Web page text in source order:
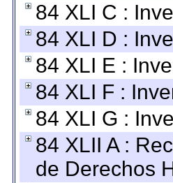
84 XLI C :
84 XLI D :
84 XLI E :
84 XLI F :
84 XLI G :
84 XLII A :
de Derechos